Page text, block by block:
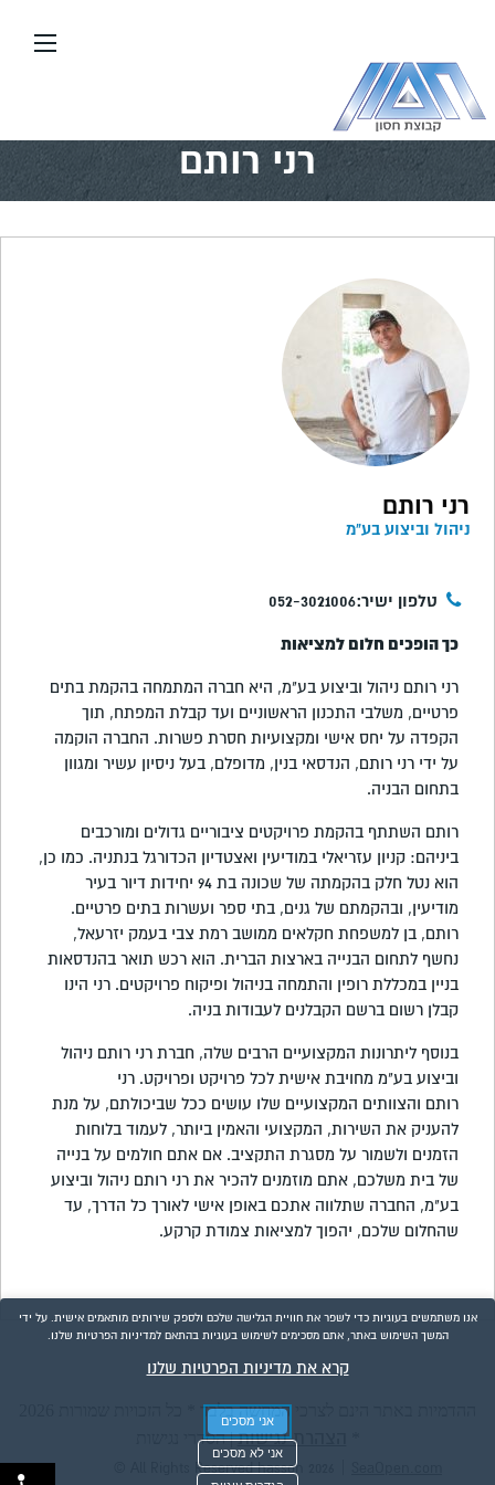
העמוד
רני רותם
רני רותם
ניהול וביצוע בע"מ
טלפון ישיר:052-3021006
כך הופכים חלום למציאות
רני רותם ניהול וביצוע בע"מ, היא חברה המתמחה בהקמת בתים
פרטיים, משלבי התכנון הראשוניים ועד קבלת המפתח, תוך
הקפדה על יחס אישי ומקצועיות חסרת פשרות. החברה הוקמה
על ידי רני רותם, הנדסאי בנין, מדופלם, בעל ניסיון עשיר ומגוון
בתחום הבניה.
רותם השתתף בהקמת פרויקטים ציבוריים גדולים ומורכבים
ביניהם: קניון עזריאלי במודיעין ואצטדיון הכדורגל בנתניה. כמו כן,
הוא נטל חלק בהקמתה של שכונה בת 94 יחידות דיור בעיר
מודיעין, ובהקמתם של גנים, בתי ספר ועשרות בתים פרטיים.
רותם, בן למשפחת חקלאים ממושב רמת צבי בעמק יזרעאל,
נחשף לתחום הבנייה בארצות הברית. הוא רכש תואר בהנדסאות
בניין במכללת רופין והתמחה בניהול ופיקוח פרויקטים. רני הינו
קבלן רשום ברשם הקבלנים לעבודות בניה.
בנוסף ליתרונות המקצועיים הרבים שלה, חברת רני רותם ניהול
וביצוע בע"מ מחויבת אישית לכל פרויקט ופרויקט. רני
רותם והצוותים המקצועיים שלו עושים ככל שביכולתם, על מנת
להעניק את השירות, המקצועי והאמין ביותר, לעמוד בלוחות
הזמנים ולשמור על מסגרת התקציב. אם אתם חולמים על בנייה
של בית משלכם, אתם מוזמנים להכיר את רני רותם ניהול וביצוע
בע"מ, החברה שתלווה אתכם באופן אישי לאורך כל הדרך, עד
שהחלום שלכם, יהפוך למציאות צמודת קרקע.
הצהרת נגישות|הסדרי נגישות
© All Rights Reserved hasson 2026
אנו משתמשים בעוגיות כדי לשפר את חוויית הגלישה שלכם ולספק שירותים מותאמים אישית. על ידי
המשך השימוש באתר, אתם מסכימים לשימוש בעוגיות בהתאם למדיניות הפרטיות שלנו.
קרא את מדיניות הפרטיות שלנו
אני מסכים
אני לא מסכים